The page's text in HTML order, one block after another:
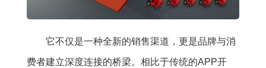
它不仅是一种全新的销售渠道，更是品牌与消
费者建立深度连接的桥梁。相比于传统的APP开